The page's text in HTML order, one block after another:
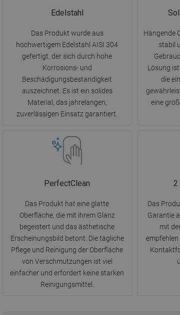
Edelstahl
Das Produkt wurde aus
hochwertigem Edelstahl AISI 304
gefertigt, der sich durch hohe
Korrosions- und
Beschädigungsbeständigkeit
auszeichnet. Es ist ein solides
Material, das jahrelangen,
zuverlässigen Einsatz garantiert.
Hängende
stabil
Lösung
die
eine
PerfectClean
Das Produkt hat eine glatte
Oberfläche, die mit ihrem Glanz
begeistert und das ästhetische
Erscheinungsbild betont. Die tägliche
Pflege und Reinigung der Oberfläche
von Verschmutzungen ist viel
einfacher und erfordert keine starken
Reinigungsmittel.
2
Das
Garantie
mit